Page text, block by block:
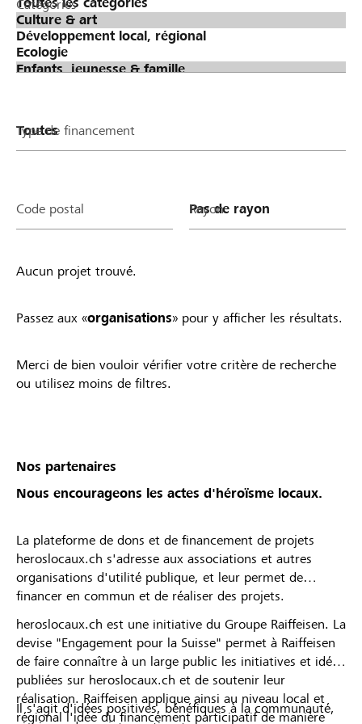
Catégories
Type de financement
Code postal Rayon
Aucun projet trouvé.
Passez aux «organisations» pour y afficher les résultats.
Merci de bien vouloir vérifier votre critère de recherche
ou utilisez moins de filtres.
Nos partenaires
Nous encourageons les actes d'héroïsme locaux.
La plateforme de dons et de financement de projets
heroslocaux.ch s'adresse aux associations et autres
organisations d'utilité publique, et leur permet de
financer en commun et de réaliser des projets.
heroslocaux.ch est une initiative du Groupe Raiffeisen. La
devise "Engagement pour la Suisse" permet à Raiffeisen
de faire connaître à un large public les initiatives et idées
publiées sur heroslocaux.ch et de soutenir leur
réalisation. Raiffeisen applique ainsi au niveau local et
régional l'idée du financement participatif de manière
Il s'agit d'idées positives, bénéfiques à la communauté,